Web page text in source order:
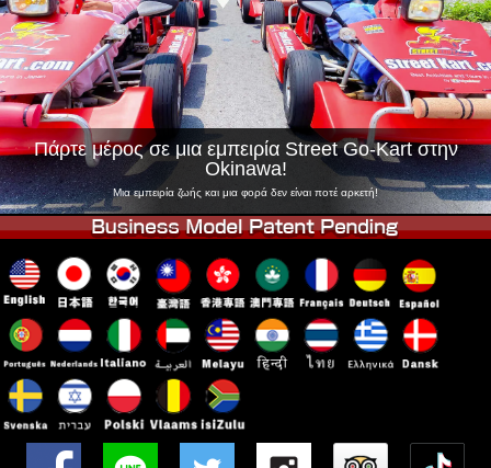
Αλλαγή Καταστήματος
Τόκιο Σινάγαουα #1 Τόκιο Ακίχαμπαρα #1
Τόκιο Ακίχαμπαρα #2 Τόκιο Σιμπούγια
Τόκιο Σιμπούγια Annex Τόκιο Κόλπος
Τόκιο Ασακούσα Οσάκα
Οκινάουα
Πάρτε μέρος σε μια εμπειρία Street Go-Kart στην
Okinawa!
Μια εμπειρία ζωής και μια φορά δεν είναι ποτέ αρκετή!